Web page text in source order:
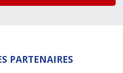
PARTENAIRES